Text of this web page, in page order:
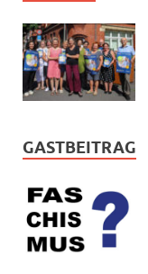
GASTBEITRAG